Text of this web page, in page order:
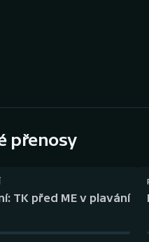
přenosy
TK před ME v plavání